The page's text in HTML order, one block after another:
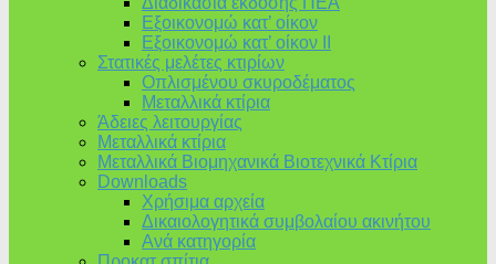
Εξοικονομώ κατ’ οίκoν
Εξοικονομώ κατ’ οίκον II
Στατικές μελέτες κτιρίων
Οπλισμένου σκυροδέματος
Μεταλλικά κτίρια
Άδειες λειτουργίας
Μεταλλικά κτίρια
Μεταλλικά Βιομηχανικά Βιοτεχνικά Κτίρια
Downloads
Χρήσιμα αρχεία
Δικαιολογητικά συμβολαίου ακινήτου
Ανά κατηγορία